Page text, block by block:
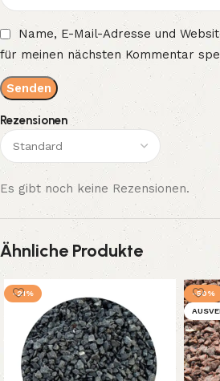
Rezensionen
Es gibt noch keine Rezensionen.
Name, E-Mail-Adresse und
für meinen nächsten Kommentar
Ähnliche Produkte
-21%
-50%